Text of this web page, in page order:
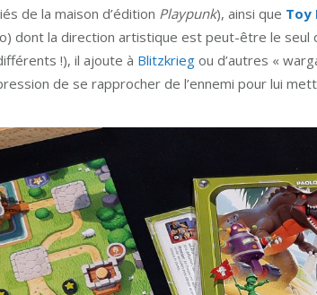
de la maison d’édition Playpunk), ainsi que Toy
dont la direction artistique est peut-être le seul
!), il ajoute à Blitzkrieg ou d’autres «
de se rapprocher de l’ennemi pour lui